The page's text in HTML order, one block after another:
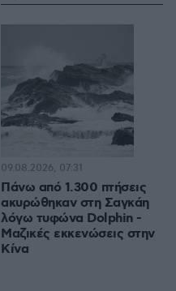
Πάνω από 1.300 πτήσεις
ακυρώθηκαν στη Σαγκάη
λόγω τυφώνα Dolphin -
Μαζικές εκκενώσεις στην
Κίνα
09.08.2026, 07:31